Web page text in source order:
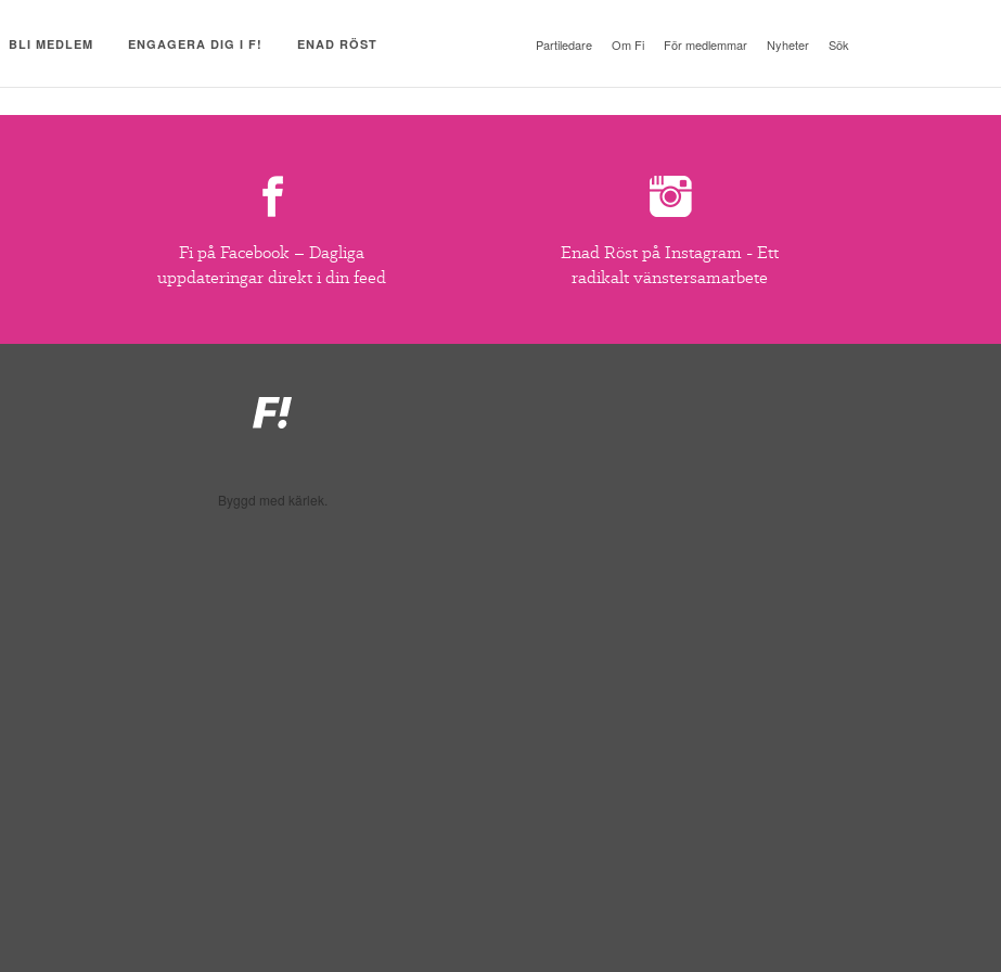
BLI MEDLEM ENGAGERA DIG I F! ENAD RÖST Partiledare Om Fi För medlemmar Nyheter Sök
Fi på Facebook – Dagliga
uppdateringar direkt i din feed
Enad Röst på Instagram - Ett
radikalt vänstersamarbete
Feministiskt
initiativ
Byggd med kärlek.